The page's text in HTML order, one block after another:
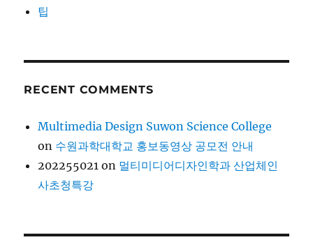
팁
RECENT COMMENTS
Multimedia Design Suwon Science College
on 수원과학대학교 홍보동영상 공모전 안내
202255021 on 멀티미디어디자인학과 산업체인
사초청특강